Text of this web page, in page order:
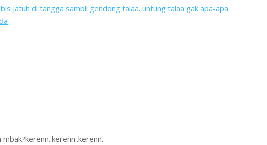
jatuh di tangga sambil gendong talaa. untung talaa gak apa-apa.